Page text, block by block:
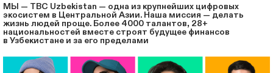
МЫ — TBC Uzbekistan — одна из крупнейших цифровых
экосистем в Центральной Азии. Наша миссия — делать
жизнь людей проще. Более 4000 талантов, 28+
национальностей вместе строят будущее финансов
в Узбекистане и за его пределами